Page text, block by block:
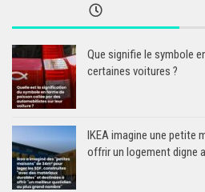
Que signifie le symbole
certaines voitures ?
IKEA imagine une petite
offrir un logement digne